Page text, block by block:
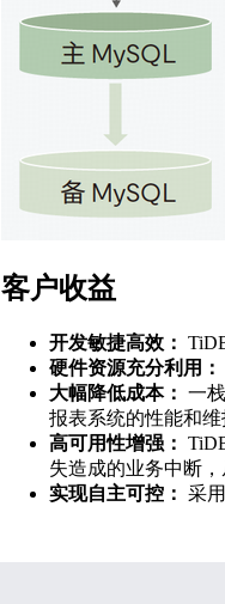
客户收益
开发敏捷高效：
硬件资源充分利用：
大幅降低成本： 一
报表系统的性能和
高可用性增强：
失造成的业务中断
实现自主可控： 采